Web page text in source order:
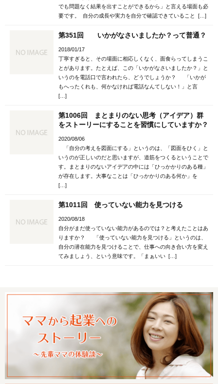
でも問題なく結果を出すことができるから」と言える場面も必
要です。 自分の成長や実力を自分で確認できていること […]
第351回 いかがなさいましたか？って普通？
2018/01/17
丁寧すぎると、その場面に相応しくなく、面食らってしまうこ
とがあります。たとえば、この「いかがなさいましたか？」と
いうのを電話口で言われたら、どうでしょうか？ 「いかが
もへったくれも、何かなければ電話なんてしない！」と言
[…]
第1006回 まとまりのない思考（アイデア）群
をストーリーにすることを習慣にしていますか？
2020/08/06
「自分の考えを図面にする」というのは、「図面をひく」と
いうのが正しいのだと思いますが、道筋をつくるということで
す。まとまりのないアイデアの中には「ひっかかりのある種」
が存在します。大事なことは「ひっかかりのある何か」を
[…]
第1011回 使っていない能力を見つける
2020/08/18
自分がまだ使っていない能力があるのでは？と考えたことはあ
りますか？ 「使っていない能力を見つける」というのは、
自分の潜在能力を見つけることで、仕事への向き合い方を変え
てみましょう、という意味です。「まぁいい […]